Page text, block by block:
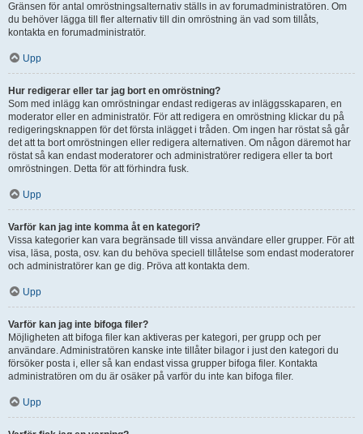
Gränsen för antal omröstningsalternativ ställs in av forumadministratören. Om
du behöver lägga till fler alternativ till din omröstning än vad som tillåts,
kontakta en forumadministratör.
Upp
Hur redigerar eller tar jag bort en omröstning?
Som med inlägg kan omröstningar endast redigeras av inläggsskaparen, en
moderator eller en administratör. För att redigera en omröstning klickar du på
redigeringsknappen för det första inlägget i tråden. Om ingen har röstat så går
det att ta bort omröstningen eller redigera alternativen. Om någon däremot har
röstat så kan endast moderatorer och administratörer redigera eller ta bort
omröstningen. Detta för att förhindra fusk.
Upp
Varför kan jag inte komma åt en kategori?
Vissa kategorier kan vara begränsade till vissa användare eller grupper. För att
visa, läsa, posta, osv. kan du behöva speciell tillåtelse som endast moderatorer
och administratörer kan ge dig. Pröva att kontakta dem.
Upp
Varför kan jag inte bifoga filer?
Möjligheten att bifoga filer kan aktiveras per kategori, per grupp och per
användare. Administratören kanske inte tillåter bilagor i just den kategori du
försöker posta i, eller så kan endast vissa grupper bifoga filer. Kontakta
administratören om du är osäker på varför du inte kan bifoga filer.
Upp